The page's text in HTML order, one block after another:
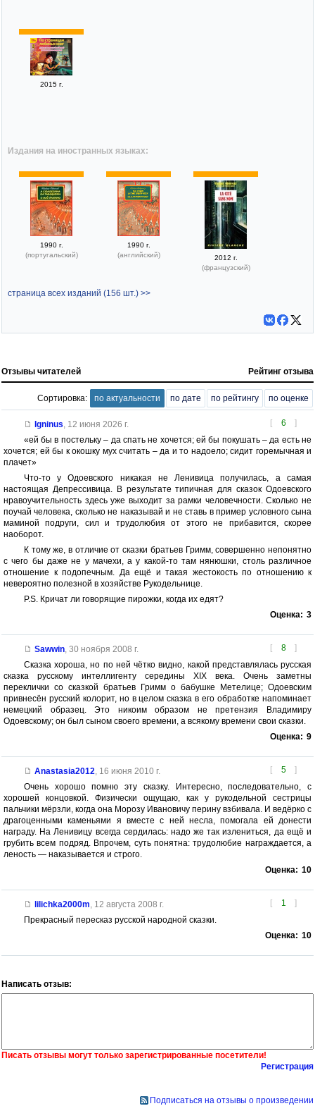
2015 г.
Издания на иностранных языках:
1990 г.
(португальский)
1990 г.
(английский)
2012 г.
(французский)
страница всех изданий (156 шт.) >>
Отзывы читателей Рейтинг отзыва
Сортировка: по актуальности по дате по рейтингу по оценке
[ 6 ]
Igninus, 12 июня 2026 г.
«ей бы в постельку – да спать не хочется; ей бы покушать – да есть не
хочется; ей бы к окошку мух считать – да и то надоело; сидит горемычная и
плачет»
Что-то у Одоевского никакая не Ленивица получилась, а самая
настоящая Депрессивица. В результате типичная для сказок Одоевского
нравоучительность здесь уже выходит за рамки человечности. Сколько не
поучай человека, сколько не наказывай и не ставь в пример условного сына
маминой подруги, сил и трудолюбия от этого не прибавится, скорее
наоборот.
К тому же, в отличие от сказки братьев Гримм, совершенно непонятно
с чего бы даже не у мачехи, а у какой-то там нянюшки, столь различное
отношение к подопечным. Да ещё и такая жестокость по отношению к
невероятно полезной в хозяйстве Рукодельнице.
P.S. Кричат ли говорящие пирожки, когда их едят?
Оценка: 3
[ 8 ]
Sawwin, 30 ноября 2008 г.
Сказка хороша, но по ней чётко видно, какой представлялась русская
сказка русскому интеллигенту середины XIX века. Очень заметны
переклички со сказкой братьев Гримм о бабушке Метелице; Одоевским
привнесён русский колорит, но в целом сказка в его обработке напоминает
немецкий образец. Это никоим образом не претензия Владимиру
Одоевскому; он был сыном своего времени, а всякому времени свои сказки.
Оценка: 9
[ 5 ]
Anastasia2012, 16 июня 2010 г.
Очень хорошо помню эту сказку. Интересно, последовательно, с
хорошей концовкой. Физически ощущаю, как у рукодельной сестрицы
пальчики мёрзли, когда она Морозу Ивановичу перину взбивала. И ведёрко с
драгоценными каменьями я вместе с ней несла, помогала ей донести
награду. На Ленивицу всегда сердилась: надо же так излениться, да ещё и
грубить всем подряд. Впрочем, суть понятна: трудолюбие награждается, а
леность — наказывается и строго.
Оценка: 10
[ 1 ]
lilichka2000m, 12 августа 2008 г.
Прекрасный пересказ русской народной сказки.
Оценка: 10
Написать отзыв:
Писать отзывы могут только зарегистрированные посетители!
Регистрация
Подписаться на отзывы о произведении